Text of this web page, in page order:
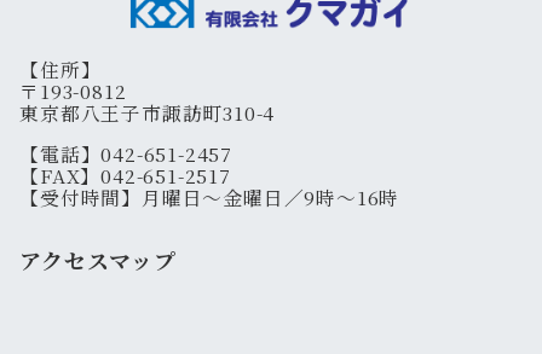
【住所】
〒193-0812
東京都八王子市諏訪町310-4
【電話】042-651-2457
【FAX】042-651-2517
【受付時間】月曜日～金曜日／9時～16時
アクセスマップ